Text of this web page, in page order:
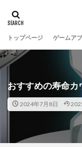
トップページ ゲームア
おすすめの寿命
2024年7月8日